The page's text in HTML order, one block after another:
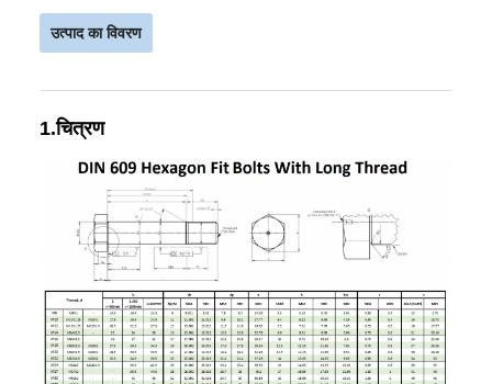
उत्पाद का विवरण
1.चित्रण